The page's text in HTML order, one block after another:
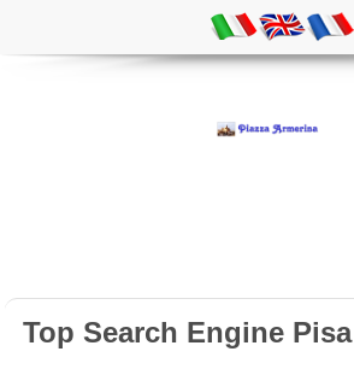
Top Search Engine Pisa